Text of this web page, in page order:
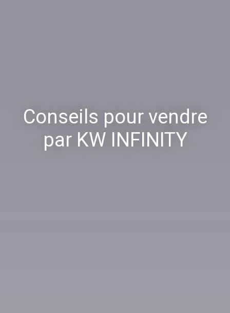
Conseils pour vendre
par KW INFINITY